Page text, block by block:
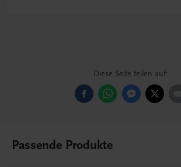
Diese Seite teilen auf:
Passende Produkte